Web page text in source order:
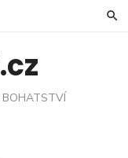
BOHATSTVÍ